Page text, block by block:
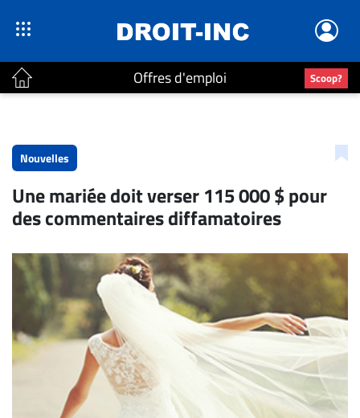
Offres d'emploi Scoop?
Accueil
Continu
Nominations
Bureaux
Conseillers
Juridiques
Campus
Carrière
CARRIÈRE
Nouvelles
Une mariée doit verser 115 000 $ pour
des commentaires diffamatoires